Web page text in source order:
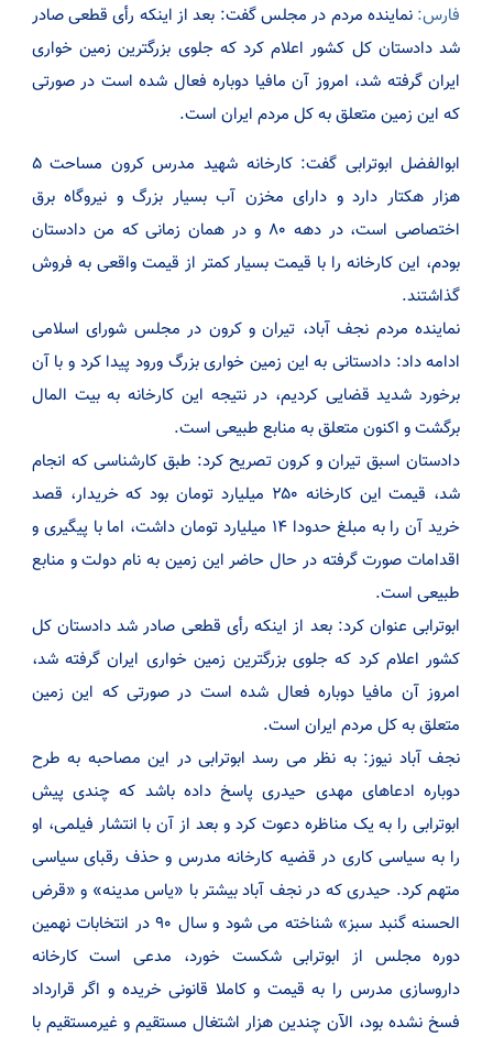
فارس: نماینده مردم در مجلس گفت: بعد از اینکه رأی قطعی صادر
شد دادستان کل کشور اعلام کرد که جلوی بزرگترین زمین خواری
ایران گرفته شد، امروز آن مافیا دوباره فعال شده است در صورتی
که این زمین متعلق به کل مردم ایران است.
ابوالفضل ابوترابی گفت: کارخانه شهید مدرس کرون مساحت ۵
هزار هکتار دارد و دارای مخزن آب بسیار بزرگ و نیروگاه برق
اختصاصی است، در دهه ۸۰ و در همان زمانی که من دادستان
بودم، این کارخانه را با قیمت بسیار کمتر از قیمت واقعی به فروش
گذاشتند.
نماینده مردم نجف آباد، تیران و کرون در مجلس شورای اسلامی
ادامه داد: دادستانی به این زمین خواری بزرگ ورود پیدا کرد و با آن
برخورد شدید قضایی کردیم، در نتیجه این کارخانه به بیت المال
برگشت و اکنون متعلق به منابع طبیعی است.
دادستان اسبق تیران و کرون تصریح کرد: طبق کارشناسی که انجام
شد، قیمت این کارخانه ۲۵۰ میلیارد تومان بود که خریدار، قصد
خرید آن را به مبلغ حدودا ۱۴ میلیارد تومان داشت، اما با پیگیری و
اقدامات صورت گرفته در حال حاضر این زمین به نام دولت و منابع
طبیعی است.
ابوترابی عنوان کرد: بعد از اینکه رأی قطعی صادر شد دادستان کل
کشور اعلام کرد که جلوی بزرگترین زمین خواری ایران گرفته شد،
امروز آن مافیا دوباره فعال شده است در صورتی که این زمین
متعلق به کل مردم ایران است.
نجف آباد نیوز: به نظر می رسد ابوترابی در این مصاحبه به طرح
دوباره ادعاهای مهدی حیدری پاسخ داده باشد که چندی پیش
ابوترابی را به یک مناظره دعوت کرد و بعد از آن با انتشار فیلمی، او
را به سیاسی کاری در قضیه کارخانه مدرس و حذف رقبای سیاسی
متهم کرد. حیدری که در نجف آباد بیشتر با «یاس مدینه» و «قرض
الحسنه گنبد سبز» شناخته می شود و سال ۹۰ در انتخابات نهمین
دوره مجلس از ابوترابی شکست خورد، مدعی است کارخانه
داروسازی مدرس را به قیمت و کاملا قانونی خریده و اگر قرارداد
فسخ نشده بود، الآن چندین هزار اشتغال مستقیم و غیرمستقیم با